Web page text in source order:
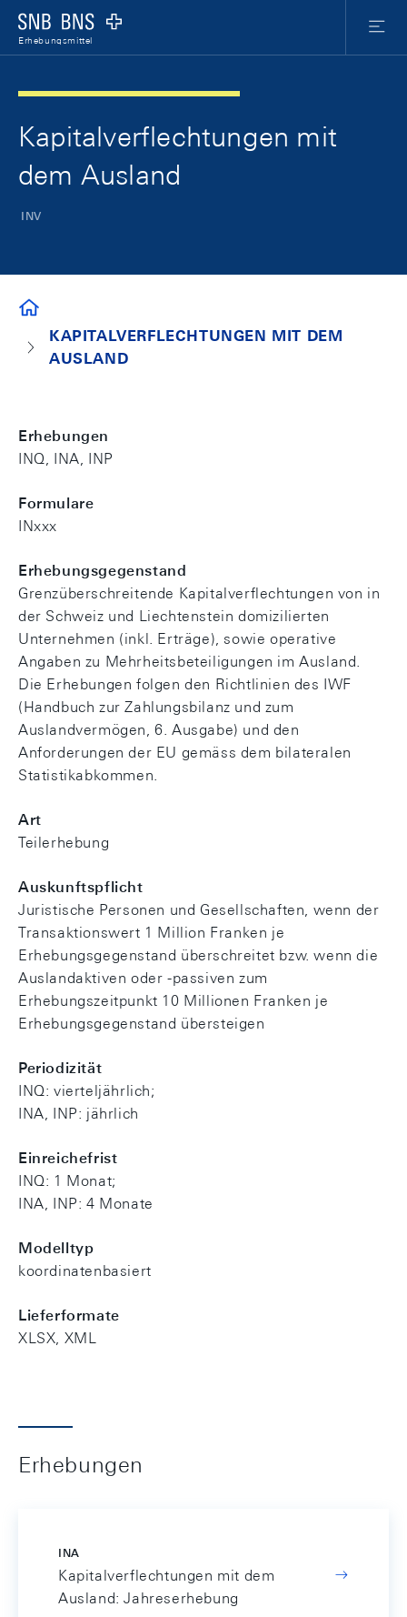
Logo
Erhebungsmittel
Menu
Kapitalverflechtungen mit
dem Ausland
INV
ERHEBUNGSMITTEL
KAPITALVERFLECHTUNGEN MIT DEM
AUSLAND
Erhebungen
INQ, INA, INP
Formulare
INxxx
Erhebungsgegenstand
Grenzüberschreitende Kapitalverflechtungen von in
der Schweiz und Liechtenstein domizilierten
Unternehmen (inkl. Erträge), sowie operative
Angaben zu Mehrheitsbeteiligungen im Ausland.
Die Erhebungen folgen den Richtlinien des IWF
(Handbuch zur Zahlungsbilanz und zum
Auslandvermögen, 6. Ausgabe) und den
Anforderungen der EU gemäss dem bilateralen
Statistikabkommen.
Art
Teilerhebung
Auskunftspflicht
Juristische Personen und Gesellschaften, wenn der
Transaktionswert 1 Million Franken je
Erhebungsgegenstand überschreitet bzw. wenn die
Auslandaktiven oder -passiven zum
Erhebungszeitpunkt 10 Millionen Franken je
Erhebungsgegenstand übersteigen
Periodizität
INQ: vierteljährlich;
INA, INP: jährlich
Einreichefrist
INQ: 1 Monat;
INA, INP: 4 Monate
Modelltyp
koordinatenbasiert
Lieferformate
XLSX, XML
Erhebungen
INA
Kapitalverflechtungen mit dem
Ausland: Jahreserhebung